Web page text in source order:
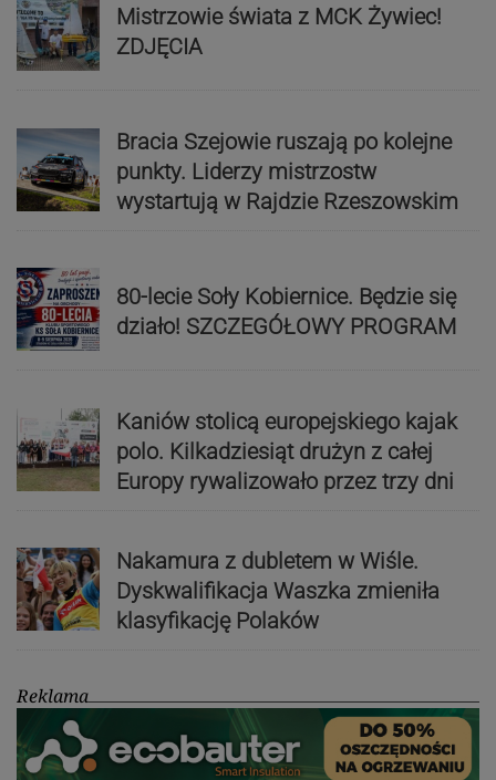
Mistrzowie świata z MCK Żywiec!
ZDJĘCIA
Bracia Szejowie ruszają po kolejne
punkty. Liderzy mistrzostw
wystartują w Rajdzie Rzeszowskim
80-lecie Soły Kobiernice. Będzie się
działo! SZCZEGÓŁOWY PROGRAM
Kaniów stolicą europejskiego kajak
polo. Kilkadziesiąt drużyn z całej
Europy rywalizowało przez trzy dni
Nakamura z dubletem w Wiśle.
Dyskwalifikacja Waszka zmieniła
klasyfikację Polaków
Reklama